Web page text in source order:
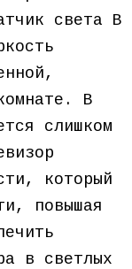
света В
В
слишком
который
повышая
в светлых